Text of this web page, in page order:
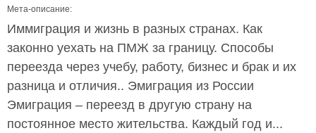
Мета-описание:
Иммиграция и жизнь в разных странах. Как
законно уехать на ПМЖ за границу. Способы
переезда через учебу, работу, бизнес и брак и их
разница и отличия.. Эмиграция из России
Эмиграция – переезд в другую страну на
постоянное место жительства. Каждый год и...